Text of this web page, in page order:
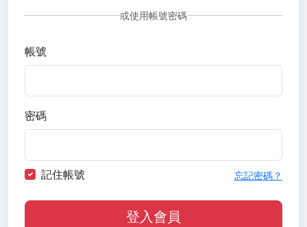
或使用帳號密碼
帳號
密碼
記住帳號 忘記密碼？
登入會員